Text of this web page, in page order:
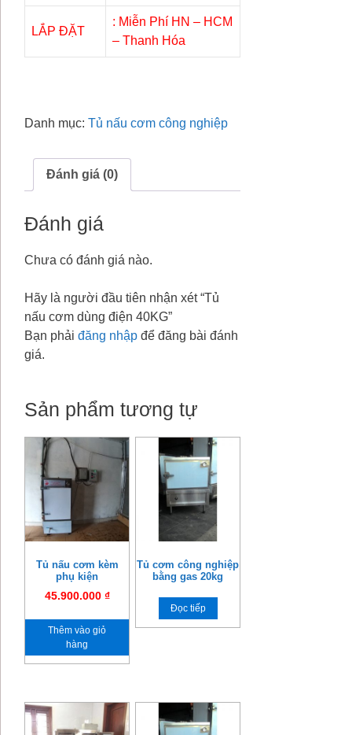
LẮP ĐẶT
: Miễn Phí HN – HCM
– Thanh Hóa
Danh mục: Tủ nấu cơm công nghiệp
Đánh giá (0)
Đánh giá
Chưa có đánh giá nào.
Hãy là người đầu tiên nhận xét “Tủ
nấu cơm dùng điện 40KG”
Bạn phải đăng nhập để đăng bài đánh
giá.
Sản phẩm tương tự
Tủ nấu cơm kèm
phụ kiện
45.900.000 ₫
Thêm vào giỏ
hàng
Tủ cơm công nghiệp
bằng gas 20kg
Đọc tiếp